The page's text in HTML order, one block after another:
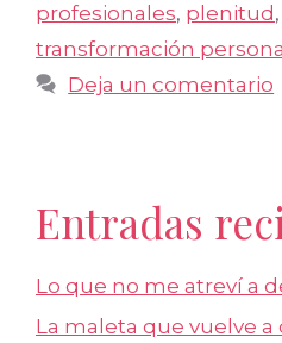
profesionales, plenitud ,
transformación personal
Deja un comentario
Entradas
Lo que no me atreví a
La maleta que vuelve a